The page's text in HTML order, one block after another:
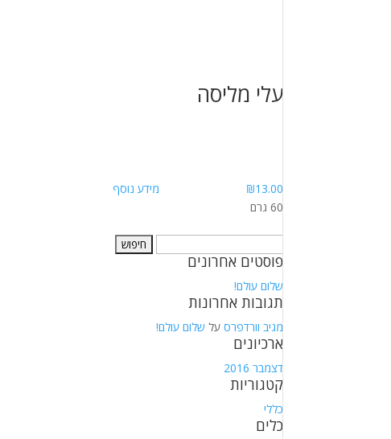
עלי מליסה
₪13.00
מידע נוסף
60 גרם
פוסטים אחרונים
שלום עולם!
תגובות אחרונות
מגיב וורדפרס על שלום עולם!
ארכיונים
דצמבר 2016
קטגוריות
כללי
כלים